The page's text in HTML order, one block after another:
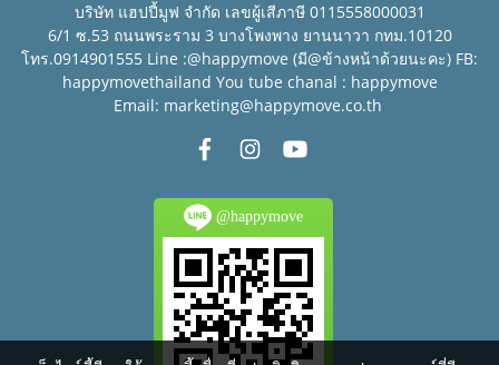
บริษัท แฮปปี้มูฟ จำกัด เลขผู้เสีภาษี 0115558000031
6/1 ซ.53 ถนนพระราม 3 บางโพงพาง ยานนาวา กทม.10120
โทร.0914901555 Line :@happymove (มี@ข้างหน้าด้วยนะคะ) FB:
happymovethailand You tube chanal : happymove
Email: marketing@happymove.co.th
@happymove